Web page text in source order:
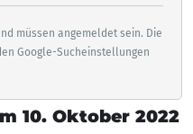
müssen angemeldet sein. Die
Google-Sucheinstellungen
10. Oktober 2022